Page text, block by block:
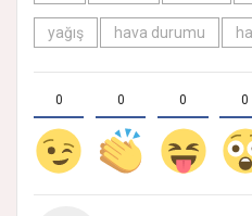
yağış hava durumu
0 0 0 0